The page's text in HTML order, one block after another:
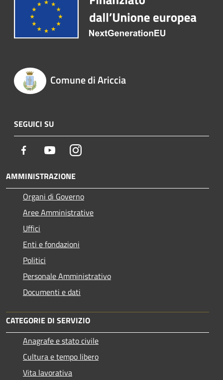
Comune di Ariccia
SEGUICI SU
Facebook YoutubeInstagram
AMMINISTRAZIONE
Organi di Governo
Aree Amministrative
Uffici
Enti e fondazioni
Politici
Personale Amministrativo
Documenti e dati
CATEGORIE DI SERVIZIO
Anagrafe e stato civile
Cultura e tempo libero
Vita lavorativa